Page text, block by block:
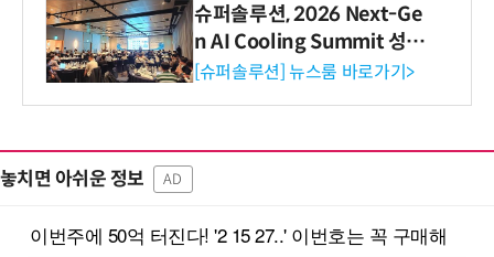
슈퍼솔루션, 2026 Next-Ge
n AI Cooling Summit 성황
리 성료
[슈퍼솔루션] 뉴스룸 바로가기>
놓치면 아쉬운 정보 AD